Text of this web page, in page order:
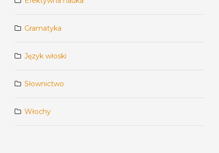
Gramatyka
Język włoski
Słownictwo
Włochy